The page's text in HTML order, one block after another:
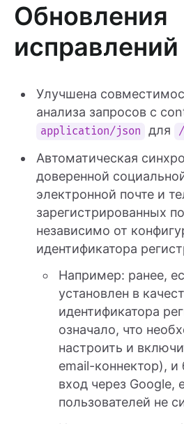
Обновления
исправлений
Улучшена
анализа запросов с
application/json для
Автоматическая
доверенной
электронной почте и
зарегистрированных
независимо от
идентификатора
Например: ранее,
установлен в
идентификатора
означало, что
настроить и
email-коннектор),
вход через Google,
пользователей не